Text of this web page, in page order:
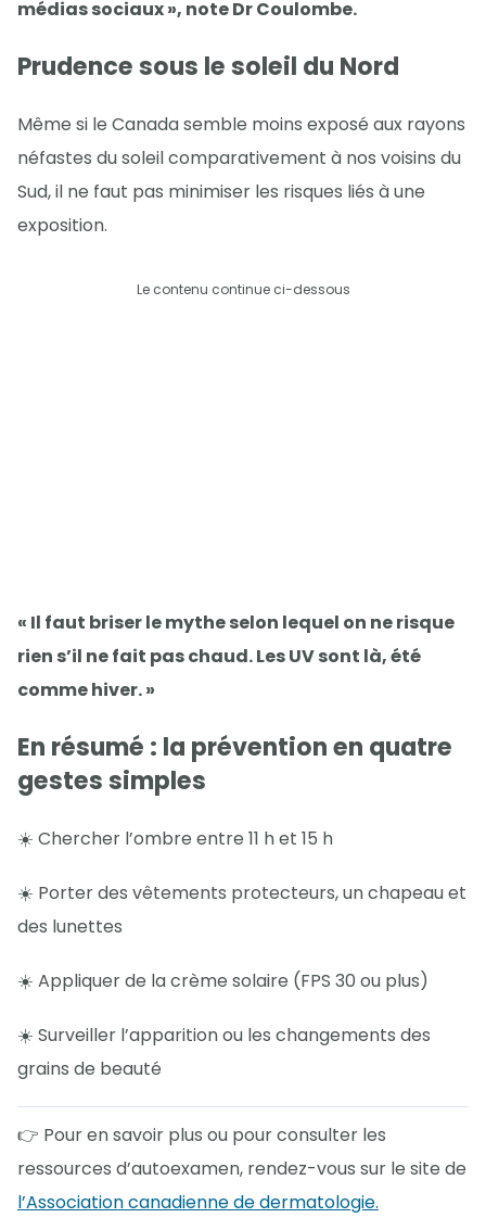
médias sociaux », note Dr Coulombe.
Prudence sous le soleil du Nord
Même si le Canada semble moins exposé aux rayons
néfastes du soleil comparativement à nos voisins du
Sud, il ne faut pas minimiser les risques liés à une
exposition.
Le contenu continue ci-dessous
« Il faut briser le mythe selon lequel on ne risque
rien s’il ne fait pas chaud. Les UV sont là, été
comme hiver. »
En résumé : la prévention en quatre
gestes simples
☀️ Chercher l’ombre entre 11 h et 15 h
☀️ Porter des vêtements protecteurs, un chapeau et
des lunettes
☀️ Appliquer de la crème solaire (FPS 30 ou plus)
☀️ Surveiller l’apparition ou les changements des
grains de beauté
👉 Pour en savoir plus ou pour consulter les
ressources d’autoexamen, rendez-vous sur le site de
l’Association canadienne de dermatologie.